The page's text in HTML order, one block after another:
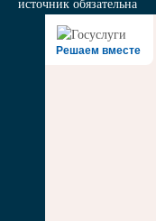
источник обязательна
Решаем вместе